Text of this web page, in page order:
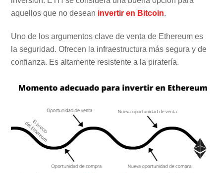
aquellos que no desean invertir en Bitcoin.
Uno de los argumentos clave de venta de Ethereum es
la seguridad. Ofrecen la infraestructura más segura y de
confianza. Es altamente resistente a la piratería.